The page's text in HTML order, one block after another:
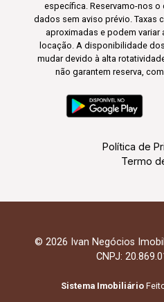
específica. Reservamo-nos o
dados sem aviso prévio. Taxas
aproximadas e podem
locação. A disponibilidade
mudar devido à alta
não garantem reserva,
Política de
Termo
© 2026 Ivan Negócios
CNPJ:
Sistema Imobiliário